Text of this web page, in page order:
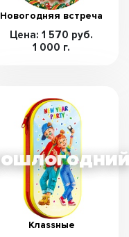
Новогодняя встреча
Цена: 1 570 руб.
1 000 г.
Клаssные